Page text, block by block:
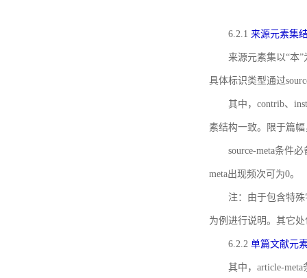
6.2.1 来源元素集
来源元素集以“本
具体标识类型通过
其中，contrib、
素结构一致。限于篇
source-meta条件
meta出现频次可为0。
注：由于包含特殊
为例进行说明。其它
6.2.2 单篇文献元
其中，article-